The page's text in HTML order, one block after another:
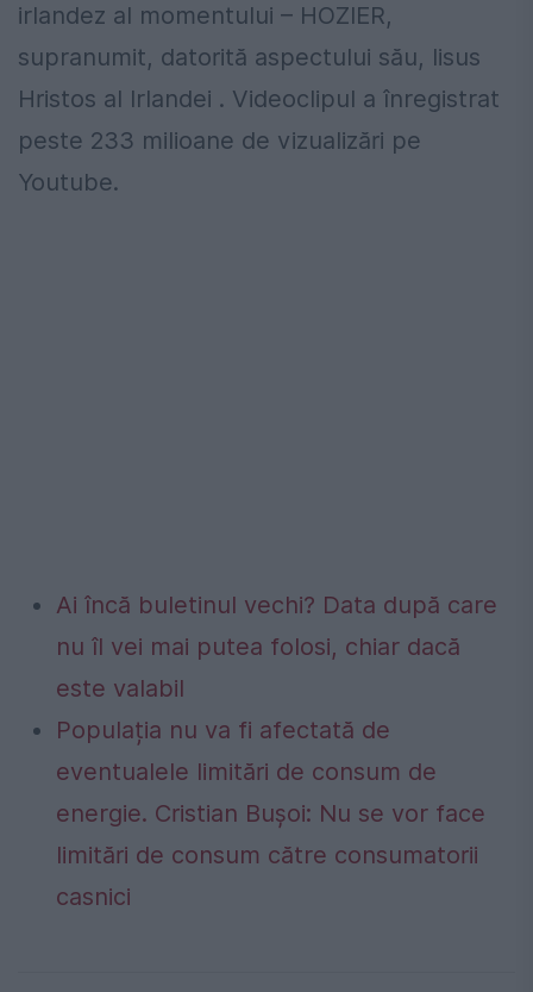
irlandez al momentului – HOZIER,
supranumit, datorită aspectului său, Iisus
Hristos al Irlandei . Videoclipul a înregistrat
peste 233 milioane de vizualizări pe
Youtube.
Ai încă buletinul vechi? Data după care
nu îl vei mai putea folosi, chiar dacă
este valabil
Populația nu va fi afectată de
eventualele limitări de consum de
energie. Cristian Bușoi: Nu se vor face
limitări de consum către consumatorii
casnici